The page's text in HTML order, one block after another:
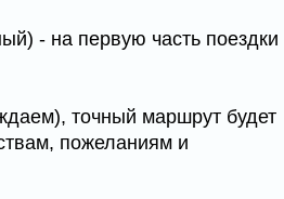
- на первую часть поездки
точный маршрут будет
пожеланиям и